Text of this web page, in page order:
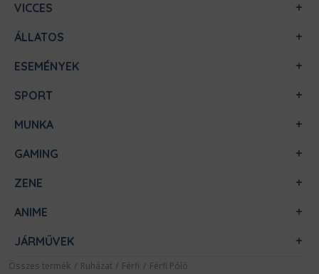
VICCES
ÁLLATOS
ESEMÉNYEK
SPORT
MUNKA
GAMING
ZENE
ANIME
JÁRMŰVEK
Összes termék / Ruházat / Férfi / Férfi Póló